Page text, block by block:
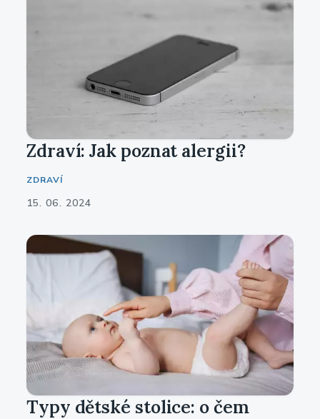
Zdraví: Jak poznat alergii?
ZDRAVÍ
15. 06. 2024
Typy dětské stolice: o čem